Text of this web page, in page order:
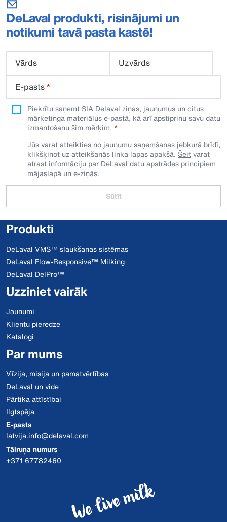
DeLaval produkti, risinājumi un
notikumi tavā pasta kastē!
Vārds
Uzvārds
E-pasts*
Piekrītu saņemt SIA Delaval ziņas, jaunumus un citus
mārketinga materiālus e-pastā, kā arī apstiprinu savu datu
izmantošanu šim mērķim.
Jūs varat atteikties no jaunumu saņemšanas jebkurā brīdī,
klikšķinot uz atteikšanās linka lapas apakšā. Šeitvarat
atrast informāciju par DeLaval datu apstrādes principiem
mājaslapā un e-ziņās.
Sūtīt
Produkti
DeLaval VMS™ slaukšanas sistēmas
DeLaval Flow-Responsive™ Milking
DeLaval DelPro™
Uzziniet vairāk
Jaunumi
Klientu pieredze
Katalogi
Par mums
Vīzija, misija un pamatvērtības
DeLaval un vide
Pārtika attīstībai
Ilgtspēja
E-pasts
latvija.info@delaval.com
Tālruņa numurs
+371 67782460